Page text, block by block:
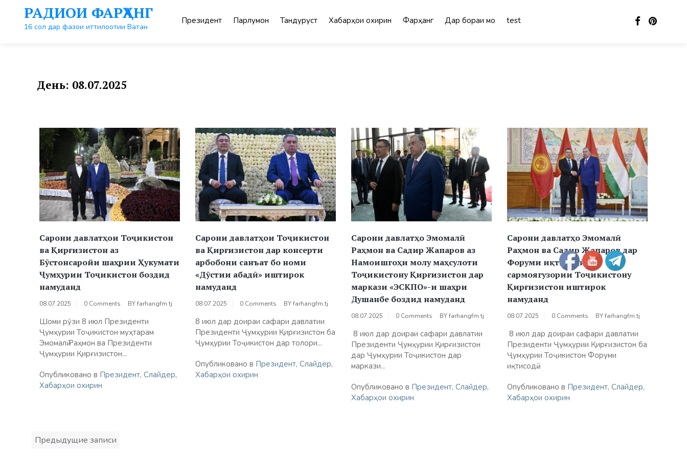
контенту
РАДИОИ ФАРҲАНГ
16 сол дар фазои иттилоотии Ватан
Президент Парлумон Тандурустӣ Хабарҳои охирин Фарҳанг Дар бораи мо test
День: 08.07.2025
Сарони давлатҳои Тоҷикистон
ва Қирғизистон аз
Бӯстонсаройи шаҳрии Ҳукумати
Ҷумҳурии Тоҷикистон боздид
намуданд
08.07.2025 0 Comments BYfarhangfm.tj
Шоми рӯзи 8 июл Президенти
Ҷумҳурии Тоҷикистон муҳтарам
Эмомалӣ Раҳмон ва Президенти
Ҷумҳурии Қирғизистон...
Опубликовано в Президент, Слайдер,
Хабарҳои охирин
Сарони давлатҳои Тоҷикистон
ва Қирғизистон дар консерти
арбобони санъат бо номи
«Дӯстии абадӣ» иштирок
намуданд
08.07.2025 0 Comments BYfarhangfm.tj
8 июл дар доираи сафари давлатии
Президенти Ҷумҳурии Қирғизистон ба
Ҷумҳурии Тоҷикистон дар толори...
Опубликовано в Президент, Слайдер,
Хабарҳои охирин
Сарони давлатҳо Эмомалӣ
Раҳмон ва Садир Жапаров аз
Намоишгоҳи молу маҳсулоти
Тоҷикистону Қирғизистон дар
маркази «ЭСКПО»-и шаҳри
Душанбе боздид намуданд
08.07.2025 0 Comments BYfarhangfm.tj
8 июл дар доираи сафари давлатии
Президенти Ҷумҳурии Қирғизистон
дар Ҷумҳурии Тоҷикистон дар
маркази...
Опубликовано в Президент, Слайдер,
Хабарҳои охирин
Сарони давлатҳо Эмомалӣ
Раҳмон ва Садир Жапаров дар
Форуми иқтисодӣ ва
сармоягузории Тоҷикистону
Қирғизистон иштирок
намуданд
08.07.2025 0 Comments BYfarhangfm.tj
8 июл дар доираи сафари давлатии
Президенти Ҷумҳурии Қирғизистон ба
Ҷумҳурии Тоҷикистон Форуми
иқтисодӣ...
Опубликовано в Президент, Слайдер,
Хабарҳои охирин
Навигация
по
Предыдущие записи